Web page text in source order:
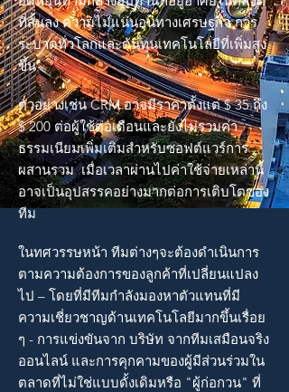
ที่สั้นลง ความไม่แน่นอนทางเศรษฐกิจ การ
ระบาดทั่วโลกและต้นทุนเทคโนโลยีที่เพิ่มสูง
ขึ้น
ตัวอย่างเช่น CRM อาจมีราคาตั้งแต่ $ 35 ถึง
$ 200 ต่อผู้ใช้ต่อเดือนและยังไม่รวมค่า
ธรรมเนียมเพิ่มเติมสำหรับซอฟต์แวร์การ
ผสานรวม เมื่อเวลาผ่านไปค่าใช้จ่ายเหล่านี้
อาจเป็นอุปสรรคอย่างมากต่อการเติบโตของ
ทีม
ในทศวรรษหน้า ทีมต่างๆจะต้องดำเนินการ
ตามความต้องการของลูกค้าที่เปลี่ยนแปลง
ไป – โดยที่มีทีมกำลังมองหาตัวแทนที่มี
ความเชี่ยวชาญด้านเทคโนโลยีมากขึ้นเรื่อย
ๆ - การแข่งขันจาก บริษัท จากทีมเสมือนจริง
ออนไลน์ และการคุกคามของผู้มีส่วนร่วมใน
ตลาดที่ไม่ใช่แบบดั้งเดิมหรือ "ผู้ก่อกวน" ที่